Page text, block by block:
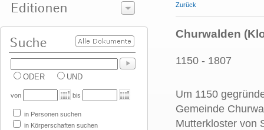
ODER UND
von bis
in Personen suchen
in Körperschaften suchen
Zurück
Churwalden
1150 - 1807
Um 1150
Gemeinde
Mutterkloster von